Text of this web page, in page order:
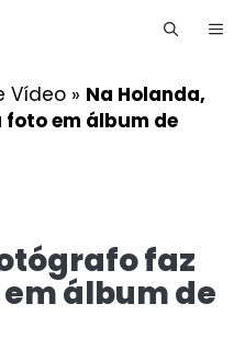
Vídeo » Na Holanda,
em álbum de
faz
álbum de